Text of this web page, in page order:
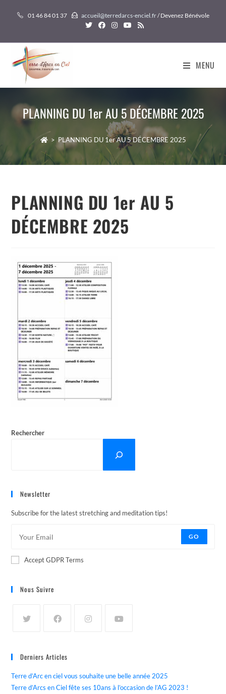
01 46 84 01 37 accueil@terredarcs-enciel.fr/ Devenez Bénévole
MENU
PLANNING DU 1er AU 5 DÉCEMBRE 2025
> PLANNING DU 1er AU 5 DÉCEMBRE 2025
PLANNING DU 1er AU 5
DÉCEMBRE 2025
Rechercher
Newsletter
Subscribe for the latest stretching and meditation tips!
GO
Accept GDPR Terms
Nous Suivre
Derniers Articles
Terre d’Arc en ciel vous souhaite une belle année 2025
Terre d’Arcs en Ciel fête ses 10ans à l’occasion de l’AG 2023 !